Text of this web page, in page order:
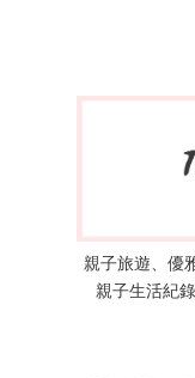
親子旅遊、優
親子生活紀